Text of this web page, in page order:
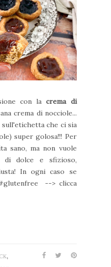
con lacrema di
crema di nocciole...
che ci sia
super golosa!!! Per
sano, ma non vuole
di dolce e sfizioso,
In ogni caso se
--> clicca
,